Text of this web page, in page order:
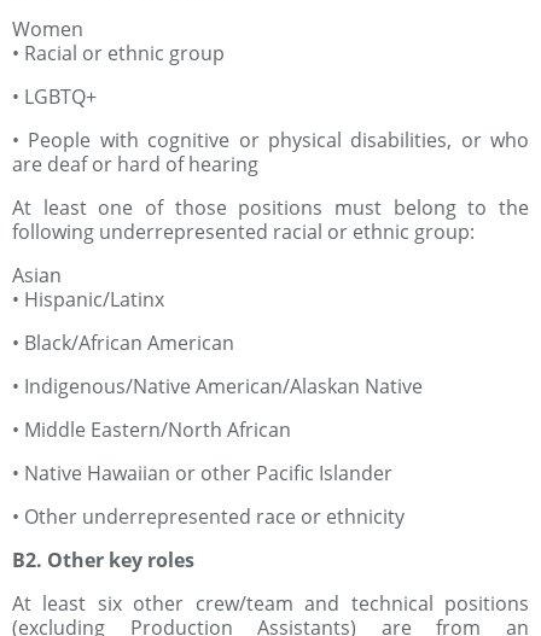
Women
• Racial or ethnic group
• LGBTQ+
• People with cognitive or physical disabilities, or who
are deaf or hard of hearing
At least one of those positions must belong to the
following underrepresented racial or ethnic group:
Asian
• Hispanic/Latinx
• Black/African American
• Indigenous/Native American/Alaskan Native
• Middle Eastern/North African
• Native Hawaiian or other Pacific Islander
• Other underrepresented race or ethnicity
B2. Other key roles
At least six other crew/team and technical positions
(excluding Production Assistants) are from an